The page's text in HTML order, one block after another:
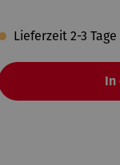
Lieferzeit 2-3 Tage
In